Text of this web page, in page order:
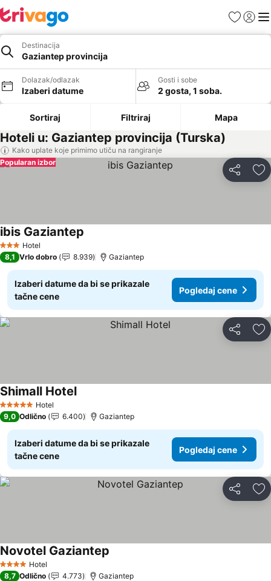
FavoritiPrijavi
Destinacija
Gaziantep provincija
Dolazak/odlazak
Izaberi datume
Gosti i sobe
2 gosta, 1 soba.
Sortiraj Filtriraj Mapa
Hoteli u: Gaziantep provincija (Turska)
Kako uplate koje primimo utiču na rangiranje
Deli
Popularan izbor
3 Zvezdice
Hotel
ibis Gaziantep
8,1 Vrlo dobro 8.939 Gaziantep
Izaberi datume da bi se prikazale
tačne cene
Pogledaj cene
Deli
5 ZvezdiceHotel
Shimall HotelPogledaj cene
9,0 Odlično 6.400 Gaziantep
Izaberi datume da bi se prikazale
tačne cene
Pogledaj cene
Deli
4 ZvezdiceHotel
Novotel Gaziantep
8,7 Odlično 4.773 Gaziantep